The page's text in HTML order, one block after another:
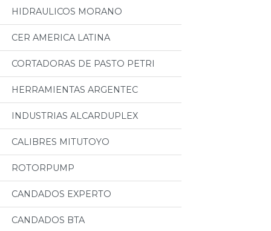
HIDRAULICOS MORANO
CER AMERICA LATINA
CORTADORAS DE PASTO PETRI
HERRAMIENTAS ARGENTEC
INDUSTRIAS ALCARDUPLEX
CALIBRES MITUTOYO
ROTORPUMP
CANDADOS EXPERTO
CANDADOS BTA